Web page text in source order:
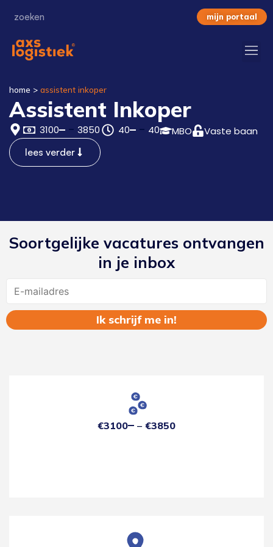
mijn portaal
home > assistent inkoper
Assistent Inkoper
3100 3850 40 40 MBO Vaste baan
lees verder
Soortgelijke vacatures ontvangen
in je inbox
€3100 €3850